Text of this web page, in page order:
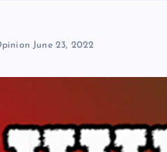
June 23, 2022